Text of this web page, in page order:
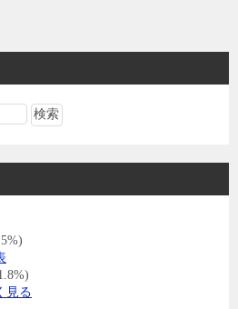
見る